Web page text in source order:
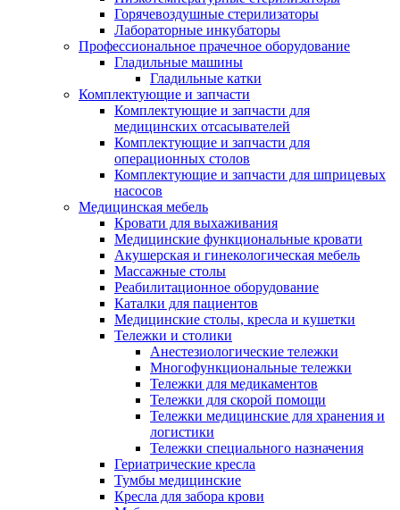
Горячевоздушные стерилизаторы
Лабораторные инкубаторы
Профессиональное прачечное оборудование
Гладильные машины
Гладильные катки
Комплектующие и запчасти
Комплектующие и запчасти для
медицинских отсасывателей
Комплектующие и запчасти для
операционных столов
Комплектующие и запчасти для шприцевых
насосов
Медицинская мебель
Кровати для выхаживания
Медицинские функциональные кровати
Акушерская и гинекологическая мебель
Массажные столы
Реабилитационное оборудование
Каталки для пациентов
Медицинские столы, кресла и кушетки
Тележки и столики
Анестезиологические тележки
Многофункциональные тележки
Тележки для медикаментов
Тележки для скорой помощи
Тележки медицинские для хранения и
логистики
Тележки специального назначения
Гериатрические кресла
Тумбы медицинские
Кресла для забора крови